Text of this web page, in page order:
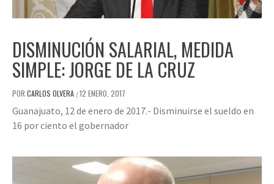
DISMINUCIÓN SALARIAL, MEDIDA
SIMPLE: JORGE DE LA CRUZ
POR CARLOS OLVERA /12 ENERO, 2017
Guanajuato, 12 de enero de 2017.- Disminuirse el sueldo en
16 por ciento el gobernador